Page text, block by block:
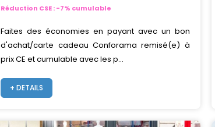
Réduction CSE : -7% cumulable
Faites des économies en payant avec un bon
d'achat/carte cadeau Conforama remisé(e) à
prix CE et cumulable avec les p...
+ DETAILS